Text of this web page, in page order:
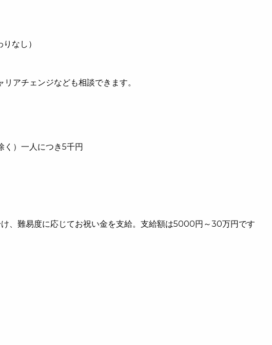
なし）
アチェンジなども相談できます。
く）一人につき5千円
、難易度に応じてお祝い金を支給。支給額は5000円～30万円です